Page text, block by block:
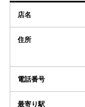
店名
住所
電話番号
最寄り駅